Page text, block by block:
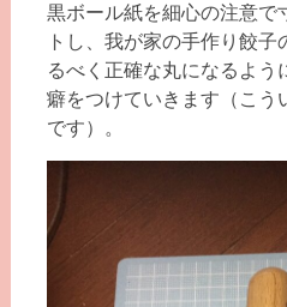
黒ボール紙を細心の注意で
トし、我が家の手作り餃
るべく正確な丸になるよう
癖をつけていきます（こう
です）。